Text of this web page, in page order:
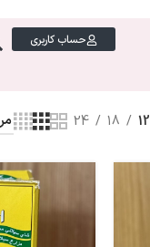
حساب کاربری
12
18
24